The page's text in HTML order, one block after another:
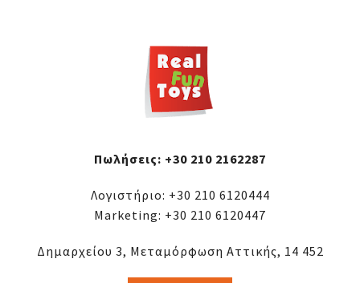
Πωλήσεις: +30 210 2162287
Λογιστήριο: +30 210 6120444
Marketing: +30 210 6120447
Δημαρχείου 3, Μεταμόρφωση Αττικής, 14 452